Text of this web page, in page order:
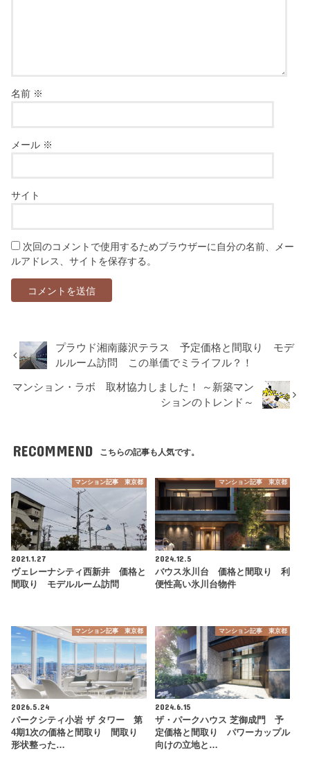
名前 ※
メール ※
サイト
次回のコメントで使用するためブラウザーに自分の名前、メー
ルアドレス、サイトを保存する。
プラウド湘南藤沢テラス 予定価格と間取り モデ
ルルーム訪問 この単価でミライフル？！
マンション・ラボ 取材協力しました！ ～新築マン
ションのトレンド～
RECOMMEND こちらの記事も人気です。
マンション記事 東京都
2021.1.27
ヴェレーナシティ西新井 価格と
間取り モデルルーム訪問
マンション記事 東京都
2024.12.5
バウス氷川台 価格と間取り 利
便性高い氷川台物件
マンション記事 東京都
2026.5.24
パークシティ小岩 ザ タワー 第
4期1次の価格と間取り 間取り
形状整った…
マンション記事 東京都
2024.6.15
ザ・パークハウス 芝御成門 予
定価格と間取り パワーカップル
向けの立地と…